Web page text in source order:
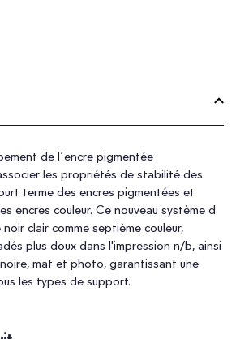
de l´encre pigmentée
les propriétés de stabilité des
terme des encres pigmentées et
encres couleur. Ce nouveau système d
clair comme septième couleur,
plus doux dans l'impression n/b, ainsi
mat et photo, garantissant une
les types de support.